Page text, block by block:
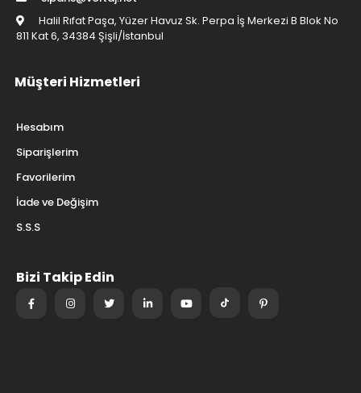
Halil Rıfat Paşa, Yüzer Havuz Sk. Perpa İş Merkezi B Blok No
811 Kat 6, 34384 Şişli/İstanbul
Müşteri Hizmetleri
Hesabım
Siparişlerim
Favorilerim
İade ve Değişim
S.S.S
Bizi Takip Edin